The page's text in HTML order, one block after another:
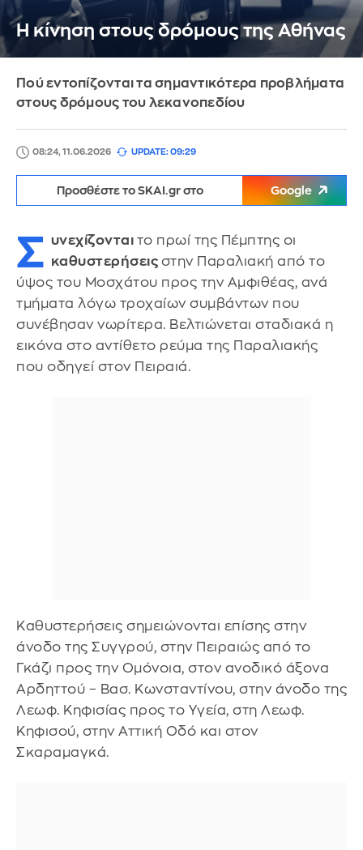
Η κίνηση στους δρόμους της Αθήνας
Πού εντοπίζονται τα σημαντικότερα προβλήματα
στους δρόμους του λεκανοπεδίου
08:24, 11.06.2026 UPDATE: 09:29
Προσθέστε το SKAI.gr στο Google
Σ υνεχίζονται το πρωί της Πέμπτης οι
καθυστερήσεις στην Παραλιακή από το
ύψος του Μοσχάτου προς την Αμφιθέας, ανά
τμήματα λόγω τροχαίων συμβάντων που
συνέβησαν νωρίτερα. Βελτιώνεται σταδιακά η
εικόνα στο αντίθετο ρεύμα της Παραλιακής
που οδηγεί στον Πειραιά.
Καθυστερήσεις σημειώνονται επίσης στην
άνοδο της Συγγρού, στην Πειραιώς από το
Γκάζι προς την Ομόνοια, στον ανοδικό άξονα
Αρδηττού – Βασ. Κωνσταντίνου, στην άνοδο της
Λεωφ. Κηφισίας προς το Υγεία, στη Λεωφ.
Κηφισού, στην Αττική Οδό και στον
Σκαραμαγκά.